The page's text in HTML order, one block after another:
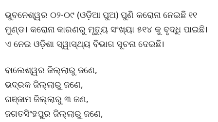
ଭୁବନେଶ୍ୱର ୦୨-୦୯ (ଓଡ଼ିଆ ପୁଅ) ପୁଣି କରୋନା ନେଇଛି ୧୧
ମୁଣ୍ଡ। କରୋନା କାରଣରୁ ମୃତ୍ୟୁ ସଂଖ୍ୟା ୫୧୪ କୁ ବୃଦ୍ଧି ପାଇଛି।
ଏ ନେଇ ଓଡ଼ିଶା ସ୍ୱାସ୍ଥ୍ୟ ବିଭାଗ ସୂଚନା ଦେଇଛି।
ବାଲେଶ୍ୱର ଜିଲ୍ଲାରୁ ଜଣେ,
ଭଦ୍ରକ ଜିଲ୍ଲାରୁ ଜଣେ,
ଗଞ୍ଜାମ ଜିଲ୍ଲାରୁ ୩ ଜଣ,
ଜଗତସିଂହପୁର ଜିଲ୍ଲାରୁ ଜଣେ,